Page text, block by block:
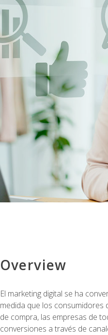
Overview
El marketing digital se ha
medida que los consumidores
de compra, las empresas de
conversiones a través de